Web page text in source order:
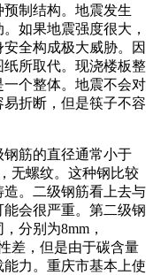
制结构。地震发生
如果地震强度很大，
全构成极大威胁。因
所取代。现浇楼板整
个整体。地震不会对
折断，但是筷子不容
筋的直径通常小于
无螺纹。这种钢比较
。二级钢筋看上去与
会很严重。第二级钢
分别为8mm，
差，但是由于碳含量
力。重庆市基本上使